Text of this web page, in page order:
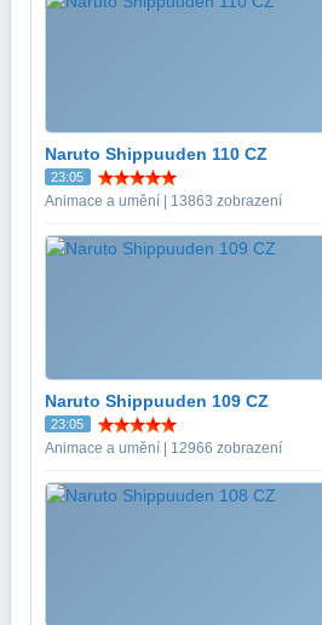
Naruto Shippuuden 110 CZ
23:05
Animace a umění | 13863 zobrazení
Naruto Shippuuden 109 CZ
23:05
Animace a umění | 12966 zobrazení